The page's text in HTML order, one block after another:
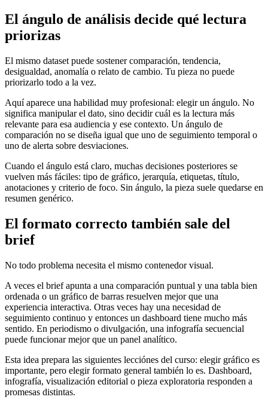
El ángulo de análisis decide qué lectura
priorizas
El mismo dataset puede sostener comparación, tendencia,
desigualdad, anomalía o relato de cambio. Tu pieza no puede
priorizarlo todo a la vez.
Aquí aparece una habilidad muy profesional: elegir un ángulo. No
significa manipular el dato, sino decidir cuál es la lectura más
relevante para esa audiencia y ese contexto. Un ángulo de
comparación no se diseña igual que uno de seguimiento temporal o
uno de alerta sobre desviaciones.
Cuando el ángulo está claro, muchas decisiones posteriores se
vuelven más fáciles: tipo de gráfico, jerarquía, etiquetas, título,
anotaciones y criterio de foco. Sin ángulo, la pieza suele quedarse en
resumen genérico.
El formato correcto también sale del
brief
No todo problema necesita el mismo contenedor visual.
A veces el brief apunta a una comparación puntual y una tabla bien
ordenada o un gráfico de barras resuelven mejor que una
experiencia interactiva. Otras veces hay una necesidad de
seguimiento continuo y entonces un dashboard tiene mucho más
sentido. En periodismo o divulgación, una infografía secuencial
puede funcionar mejor que un panel analítico.
Esta idea prepara las siguientes lecciónes del curso: elegir gráfico es
importante, pero elegir formato general también lo es. Dashboard,
infografía, visualización editorial o pieza exploratoria responden a
promesas distintas.